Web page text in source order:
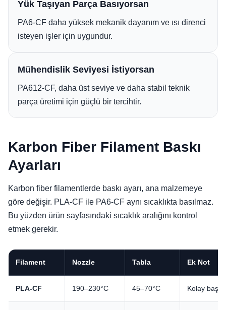
Yük Taşıyan Parça Basıyorsan
PA6-CF daha yüksek mekanik dayanım ve ısı direnci
isteyen işler için uygundur.
Mühendislik Seviyesi İstiyorsan
PA612-CF, daha üst seviye ve daha stabil teknik
parça üretimi için güçlü bir tercihtir.
Karbon Fiber Filament Baskı
Ayarları
Karbon fiber filamentlerde baskı ayarı, ana malzemeye
göre değişir. PLA-CF ile PA6-CF aynı sıcaklıkta basılmaz.
Bu yüzden ürün sayfasındaki sıcaklık aralığını kontrol
etmek gerekir.
Filament Nozzle Tabla Ek Not
PLA-CF 190–230°C 45–70°C Kolay